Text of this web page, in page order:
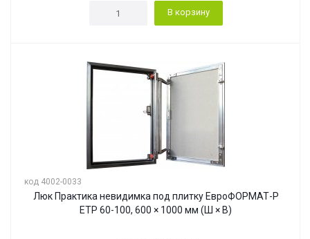
В корзину
код 4002-0033
Люк Практика невидимка под плитку ЕвроФОРМАТ-Р
ЕТР 60-100, 600 × 1000 мм (Ш × В)